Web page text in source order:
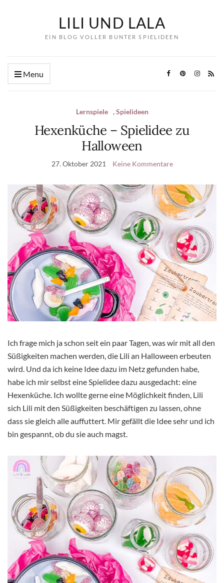
LILI UND LALA
EIN BLOG VOLLER BUNTER SPIELIDEEN
Menu
Lernspiele ,Spielideen
Hexenküche – Spielidee zu
Halloween
27. Oktober 2021 Keine Kommentare
Ich frage mich ja schon seit ein paar Tagen, was wir mit all den
Süßigkeiten machen werden, die Lili an Halloween erbeuten
wird. Und da ich keine Idee dazu im Netz gefunden habe,
habe ich mir selbst eine Spielidee dazu ausgedacht: eine
Hexenküche. Ich wollte gerne eine Möglichkeit finden, Lili
sich Lili mit den Süßigkeiten beschäftigen zu lassen, ohne
dass sie gleich alle auffuttert. Mir gefällt die Idee sehr und ich
bin gespannt, ob du sie auch magst.